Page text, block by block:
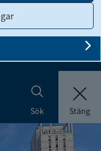
Logga in
Sök Stäng
Stäng